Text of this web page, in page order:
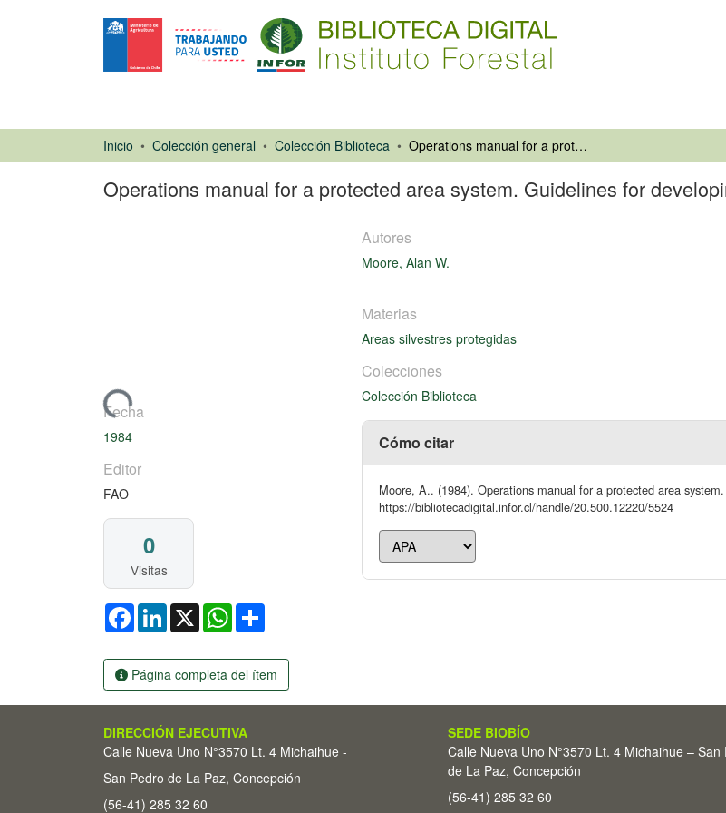
Inicio Colección general Colección Biblioteca Operations manual for a protected area system. Guidelines for developing countries
Operations manual for a protected area system. Guidelines for
Cargando...
Fecha
1984
Editor
FAO
0
Visitas
FacebookLinkedIn
X WhatsApp
Página completa del ítem
Autores
Moore, Alan W.
Materias
Areas silvestres protegidas
Colecciones
Colección Biblioteca
Cómo citar
Moore, A.. (1984). Operations manual for a protected area
https://bibliotecadigital.infor.cl/handle/20.500.12220/5524
DIRECCIÓN EJECUTIVA
Calle Nueva Uno N°3570 Lt. 4 Michaihue -
San Pedro de La Paz, Concepción
(56-41) 285 32 60
SEDE BIOBÍO
Calle Nueva Uno N°3570 Lt. 4 Michaihue – San
de La Paz, Concepción
(56-41) 285 32 60